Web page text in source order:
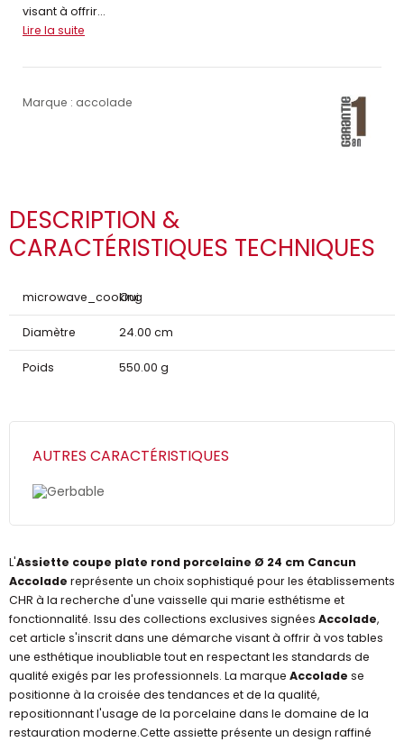
visant à offrir...
Lire la suite
Marque : accolade
DESCRIPTION &
CARACTÉRISTIQUES TECHNIQUES
microwave_cooking
Oui
Diamètre 24.00 cm
Poids 550.00 g
AUTRES CARACTÉRISTIQUES
Gerbable
L'Assiette coupe plate rond porcelaine Ø 24 cm Cancun
Accolade représente un choix sophistiqué pour les établissements
CHR à la recherche d'une vaisselle qui marie esthétisme et
fonctionnalité. Issu des collections exclusives signées Accolade,
cet article s'inscrit dans une démarche visant à offrir à vos tables
une esthétique inoubliable tout en respectant les standards de
qualité exigés par les professionnels. La marque Accolade se
positionne à la croisée des tendances et de la qualité,
repositionnant l'usage de la porcelaine dans le domaine de la
restauration moderne.Cette assiette présente un design raffiné